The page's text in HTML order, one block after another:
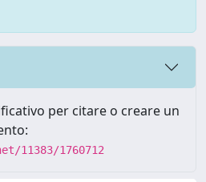
per citare o creare un
11383/1760712